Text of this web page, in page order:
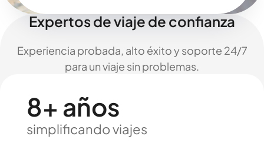
Expertos de viaje de confianza
Experiencia probada, alto éxito y soporte 24/7
para un viaje sin problemas.
8+ años
simplificando viajes